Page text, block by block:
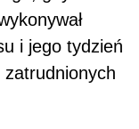
i jego tydzień
zatrudnionych